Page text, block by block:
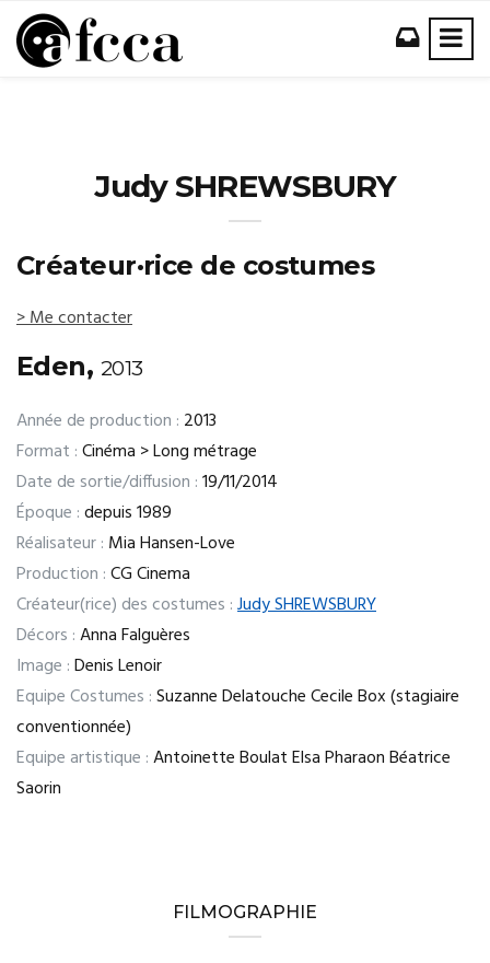
Judy SHREWSBURY
Créateur·rice de costumes
> Me contacter
Eden, 2013
Année de production : 2013
Format :Cinéma > Long métrage
Date de sortie/diffusion :19/11/2014
Époque :depuis 1989
Réalisateur : Mia Hansen-Love
Production :CG Cinema
Créateur(rice) des costumes :Judy SHREWSBURY
Décors :Anna Falguères
Image :Denis Lenoir
Equipe Costumes :Suzanne Delatouche Cecile Box (stagiaire
conventionnée)
Equipe artistique :Antoinette Boulat Elsa Pharaon Béatrice
Saorin
FILMOGRAPHIE